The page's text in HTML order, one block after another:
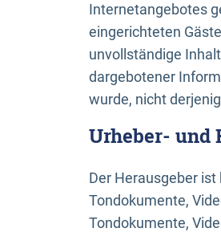
Internetangebotes
eingerichteten
unvollständige
dargebotener
wurde, nicht
Urheber- und
Der Herausgeber
Tondokumente,
Tondokumente,